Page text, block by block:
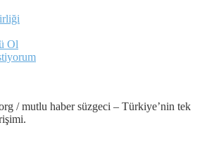
Ol
/ mutlu haber süzgeci – Türkiye’nin tek